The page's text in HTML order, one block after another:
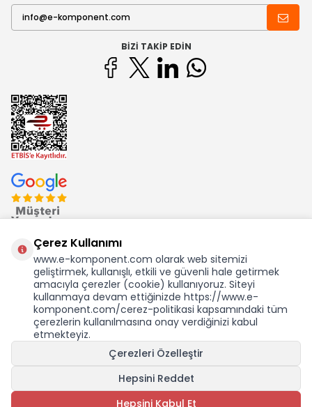
BIZI TAKIP EDIN
Ekom Elk. Elektronik San. ve Tic. A.Ş.'nin Tescilli Bir Markasıdır
Çerez Kullanımı
www.e-komponent.com olarak web sitemizi
geliştirmek, kullanışlı, etkili ve güvenli hale getirmek
amacıyla çerezler (cookie) kullanıyoruz. Siteyi
kullanmaya devam ettiğinizde https://www.e-
komponent.com/cerez-politikasi kapsamındaki tüm
çerezlerin kullanılmasına onay verdiğinizi kabul
etmekteyiz.
Çerezleri Özelleştir
Hepsini Reddet
Hepsini Kabul Et